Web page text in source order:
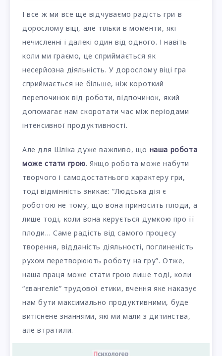
І все ж ми все ще відчуваємо радість гри в
дорослому віці, але тільки в моменти, які
нечисленні і далекі один від одного. І навіть
коли ми граємо, це сприймається як
несерйозна діяльність. У дорослому віці гра
сприймається не більше, ніж короткий
перепочинок від роботи, відпочинок, який
допомагає нам скоротати час між періодами
інтенсивної продуктивності.
Але для Шліка дуже важливо, що наша робота
може стати грою. Якщо робота може набути
творчого і самодостатнього характеру гри,
тоді відмінність зникає: “Людська дія є
роботою не тому, що вона приносить плоди, а
лише тоді, коли вона керується думкою про її
плоди… Саме радість від самого процесу
творення, відданість діяльності, поглиненість
рухом перетворюють роботу на гру”. Отже,
наша праця може стати грою лише тоді, коли
“євангеліє” трудової етики, вчення яке наказує
нам бути максимально продуктивними, буде
витіснене знаннями, які ми мали з дитинства,
але втратили.